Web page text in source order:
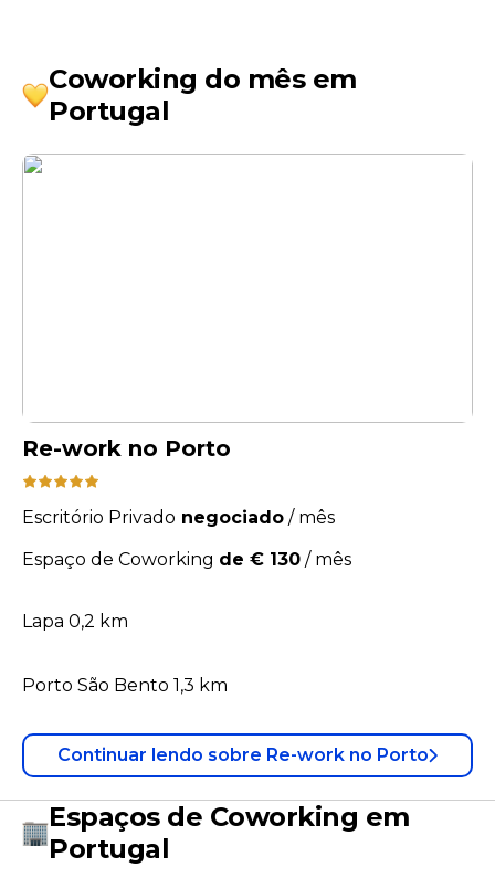
Coworking do mês em
Portugal
Re-work no Porto
Escritório Privado negociado / mês
Espaço de Coworking de € 130 / mês
Lapa 0,2 km
Porto São Bento 1,3 km
Continuar lendo sobre Re-work no Porto
Espaços de Coworking em
Portugal